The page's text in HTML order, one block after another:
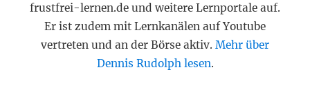
frustfrei-lernen.de und weitere Lernportale auf.
Er ist zudem mit Lernkanälen auf Youtube
vertreten und an der Börse aktiv. Mehr über
Dennis Rudolph lesen.